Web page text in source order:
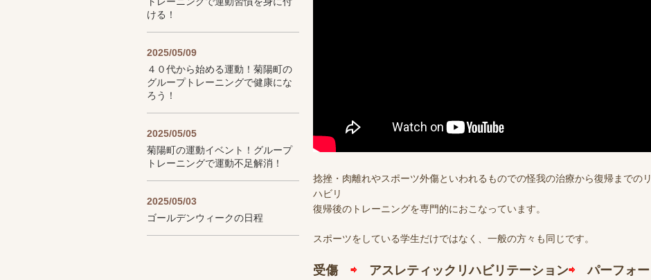
捻挫・肉離れやスポーツ外傷といわれるものでの怪我の治療から復帰までのリ
ハビリ
復帰後のトレーニングを専門的におこなっています。
スポーツをしている学生だけではなく、一般の方々も同じです。
受傷 ⇨アスレティックリハビリテーション⇨パーフォー
ける！
2025/05/09
４０代から始める運動！菊陽町の
グループトレーニングで健康にな
ろう！
2025/05/05
菊陽町の運動イベント！グループ
トレーニングで運動不足解消！
2025/05/03
ゴールデンウィークの日程